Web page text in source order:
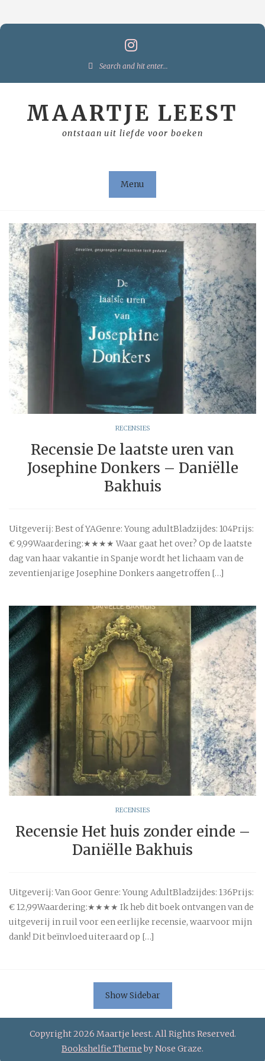
Search
MAARTJE LEEST
ontstaan uit liefde voor boeken
Menu
RECENSIES
Recensie De laatste uren van
Josephine Donkers – Daniëlle
Bakhuis
Uitgeverij: Best of YAGenre: Young adultBladzijdes: 104Prijs:
€ 9,99Waardering:★★★★ Waar gaat het over? Op de laatste
dag van haar vakantie in Spanje wordt het lichaam van de
zeventienjarige Josephine Donkers aangetroffen […]
RECENSIES
Recensie Het huis zonder einde –
Daniëlle Bakhuis
Uitgeverij: Van Goor Genre: Young AdultBladzijdes: 136Prijs:
€ 12,99Waardering:★★★★ Ik heb dit boek ontvangen van de
uitgeverij in ruil voor een eerlijke recensie, waarvoor mijn
dank! Dit beïnvloed uiteraard op […]
Show Sidebar
Copyright 2026 Maartje leest. All Rights Reserved.
Bookshelfie Themeby Nose Graze.